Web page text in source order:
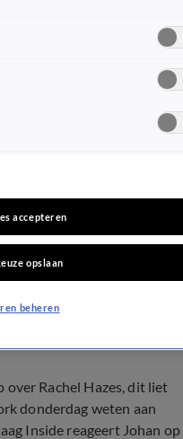
Rachel:
Rachel Hazes, dit liet
donderdag weten aan
Inside reageert Johan op
accepteren
opslaan
beheren